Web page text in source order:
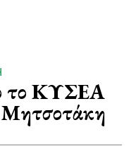
το ΚΥΣΕΑ
Μητσοτάκη